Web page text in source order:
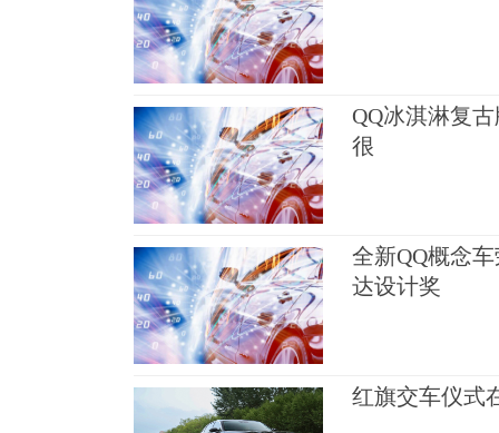
QQ冰淇淋复
很
全新QQ概念
达设计奖
红旗交车仪式